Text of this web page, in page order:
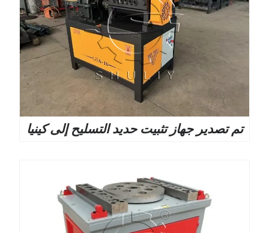
تم تصدير جهاز تثبيت حديد التسليح إلى كينيا